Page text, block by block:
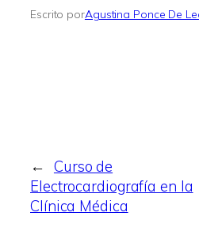
Escrito porAgustina Ponce De
← Curso de
Electrocardiografía en la
Clínica Médica